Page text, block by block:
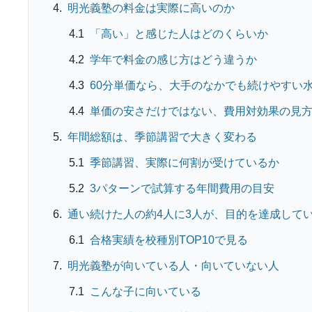
明光義塾の料金は実際に高いのか
「高い」と感じた人はどのくらいか
学年で料金の感じ方はどう違うか
60分単価なら、大手のなかでも続けやすい
単価の安さだけではない、費用対効果の見方
年間総額は、季節講習で大きく変わる
季節講習、実際に何割が受けているか
3パターンで試算する年間費用の目安
通い続けた人の約4人に3人が、目的を達成して
合格実績を校種別TOP10で見る
明光義塾が向いている人・向いていない人
こんな子に向いている